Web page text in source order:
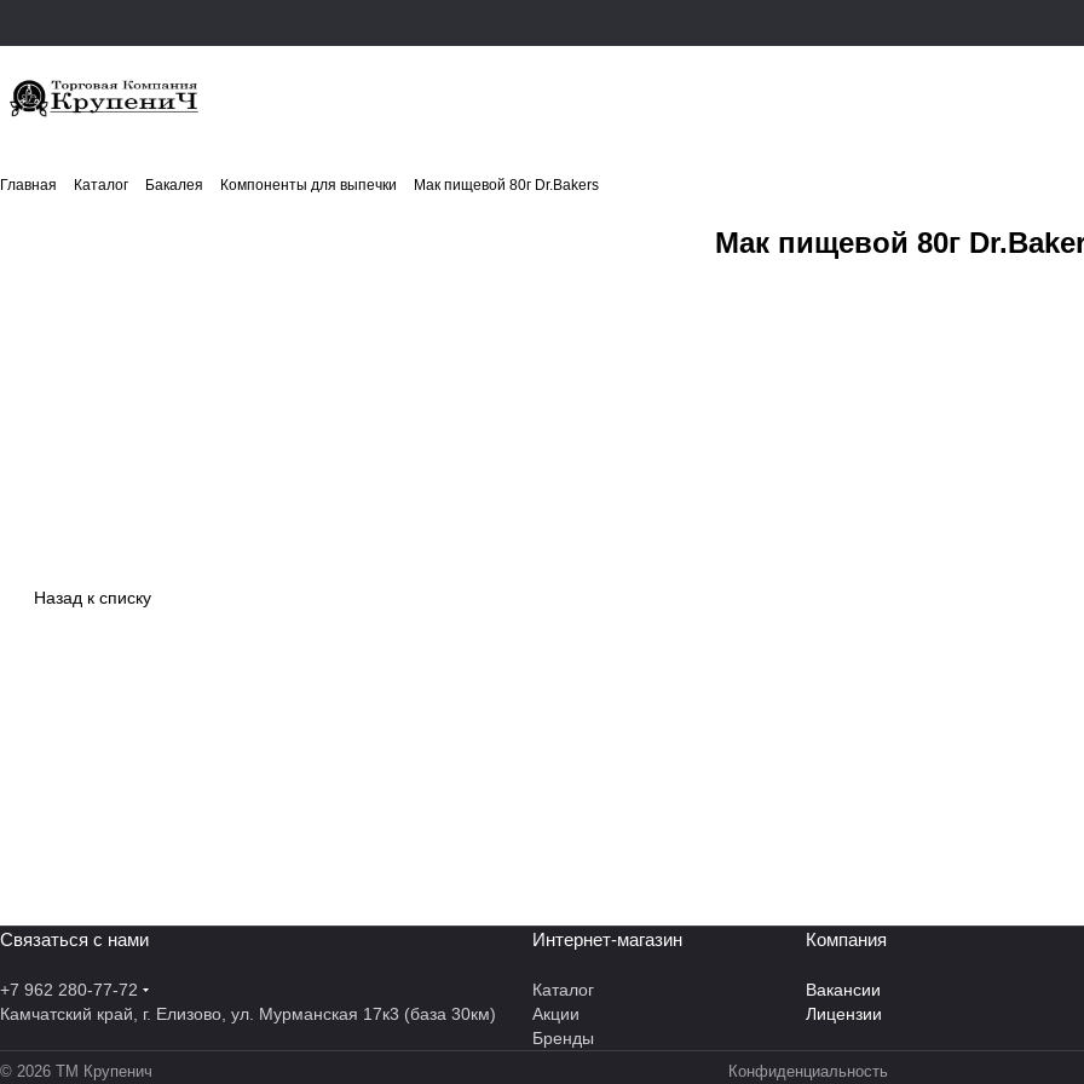
Главная Каталог Бакалея Компоненты для выпечки Мак пищевой 80г Dr.Bakers
Мак пищевой 80г
Назад к списку
Связаться с нами
+7 962 280-77-72
Камчатский край, г. Елизово, ул. Мурманская 17к3 (база 30км)
Интернет-магазин
Каталог
Акции
Бренды
Компания
Вакансии
Лицензии
© 2026 ТМ Крупенич Конфиденциальность